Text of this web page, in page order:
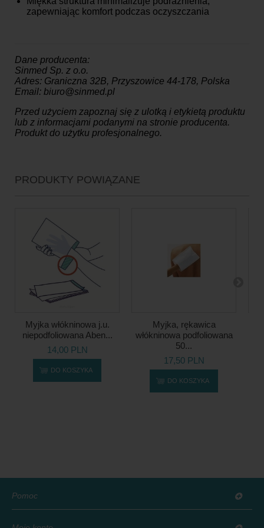
zapewniając komfort podczas oczyszczania
Dane producenta:
Sinmed Sp. z o.o.
Adres: Graniczna 32B, Przyszowice 44-178, Polska
Email: biuro@sinmed.pl
Przed użyciem zapoznaj się z ulotką i etykietą produktu
lub z informacjami podanymi na stronie producenta.
Produkt do użytku profesjonalnego.
PRODUKTY POWIĄZANE
Myjka włókninowa j.u.
niepodfoliowana Aben...
14,00 PLN
DO KOSZYKA
Myjka, rękawica
włókninowa podfoliowana
50...
17,50 PLN
DO KOSZYKA
Pomoc